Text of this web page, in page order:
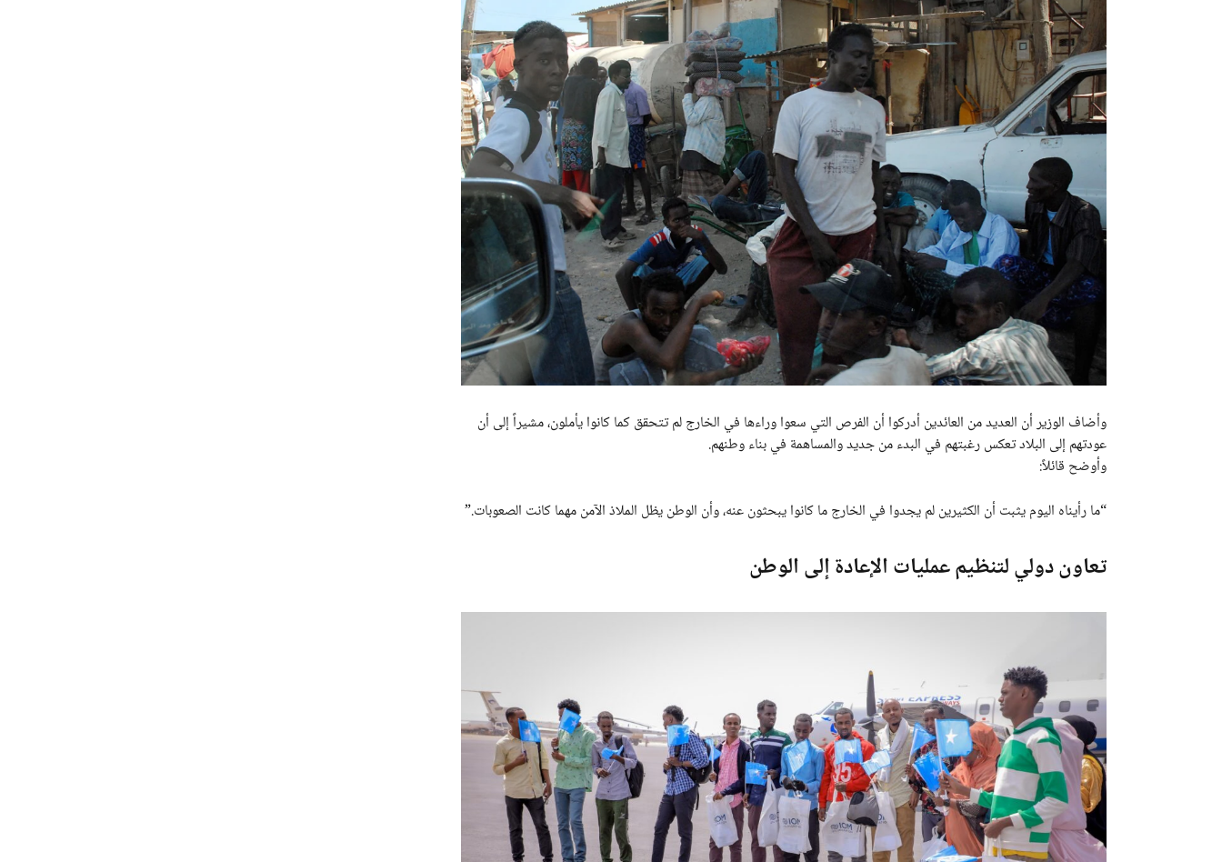
وأضاف الوزير أن العديد من العائدين أدركوا أن الفرص التي سعوا وراءها في الخارج لم تتحقق كما كانوا يأملون، مشيراً إلى أن
عودتهم إلى البلاد تعكس رغبتهم في البدء من جديد والمساهمة في بناء وطنهم.
وأوضح قائلاً:
“ما رأيناه اليوم يثبت أن الكثيرين لم يجدوا في الخارج ما كانوا يبحثون عنه، وأن الوطن يظل الملاذ الآمن مهما كانت الصعوبات.”
تعاون دولي لتنظيم عمليات الإعادة إلى الوطن